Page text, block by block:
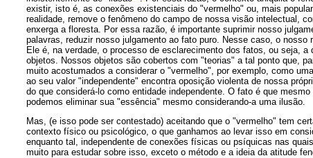
existir, isto é, as conexões existenciais do "vermelho" ou, mais
realidade, remove o fenômeno do campo de nossa visão intelectual,
enxerga a floresta. Por essa razão, é importante suprimir nosso
palavras, reduzir nosso julgamento ao fato puro. Nesse caso, o
Ele é, na verdade, o processo de esclarecimento dos fatos, ou seja,
objetos. Nossos objetos são cobertos com "teorias" a tal ponto que,
muito acostumados a considerar o "vermelho", por exemplo, como
ao seu valor "independente" encontra oposição violenta de nossa
do que considerá-lo como entidade independente. O fato é que
podemos eliminar sua "essência" mesmo considerando-a uma ilusão.
Mas, (e isso pode ser contestado) aceitando que o "vermelho" tem
contexto físico ou psicológico, o que ganhamos ao levar isso em
enquanto tal, independente de conexões físicas ou psíquicas nas
muito para estudar sobre isso, exceto o método e a ideia da atitude